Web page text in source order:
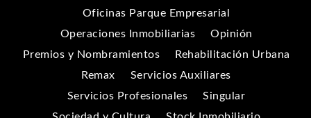
Oficinas Parque Empresarial
Operaciones Inmobiliarias
Opinión
Premios y Nombramientos
Rehabilitación Urbana
Remax
Servicios Auxiliares
Servicios Profesionales
Singular